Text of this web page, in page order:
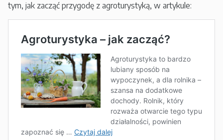
tym, jak zacząć przygodę z agroturystyką, w artykule: